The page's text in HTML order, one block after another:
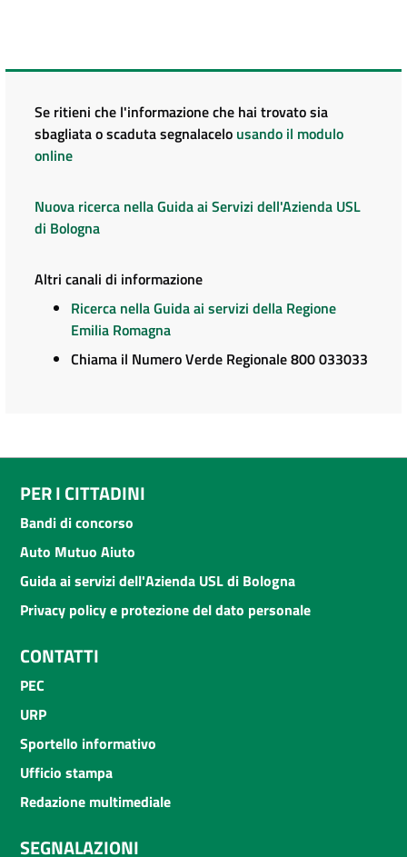
Se ritieni che l'informazione che hai trovato sia
sbagliata o scaduta segnalacelo usando il modulo
online
Nuova ricerca nella Guida ai Servizi dell'Azienda USL
di Bologna
Altri canali di informazione
Ricerca nella Guida ai servizi della Regione
Emilia Romagna
Chiama il Numero Verde Regionale 800 033033
PER I CITTADINI
Bandi di concorso
Auto Mutuo Aiuto
Guida ai servizi dell'Azienda USL di Bologna
Privacy policy e protezione del dato personale
CONTATTI
PEC
URP
Sportello informativo
Ufficio stampa
Redazione multimediale
SEGNALAZIONI